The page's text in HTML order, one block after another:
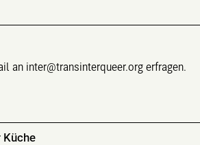
an inter@transinterqueer.org erfragen.
Küche